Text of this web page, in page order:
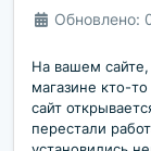
Обновлено:
На вашем
магазине кто-
сайт
перестали